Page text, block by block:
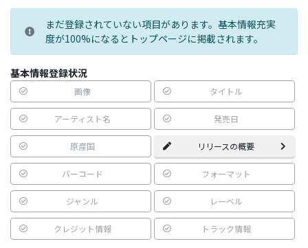
まだ登録されていない項目があります。基本情報充実
度が100%になるとトップページに掲載されます。
基本情報登録状況
画像 タイトル
アーティスト名 発売日
原産国 リリースの概要
バーコード フォーマット
ジャンル レーベル
クレジット情報 トラック情報